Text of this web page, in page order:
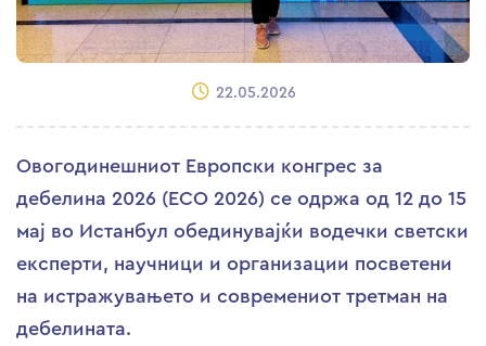
22.05.2026
Овогодинешниот Европски конгрес за
дебелина 2026 (ECO 2026) се одржа од 12 до 15
мај во Истанбул обединувајќи водечки светски
експерти, научници и организации посветени
на истражувањето и современиот третман на
дебелината.